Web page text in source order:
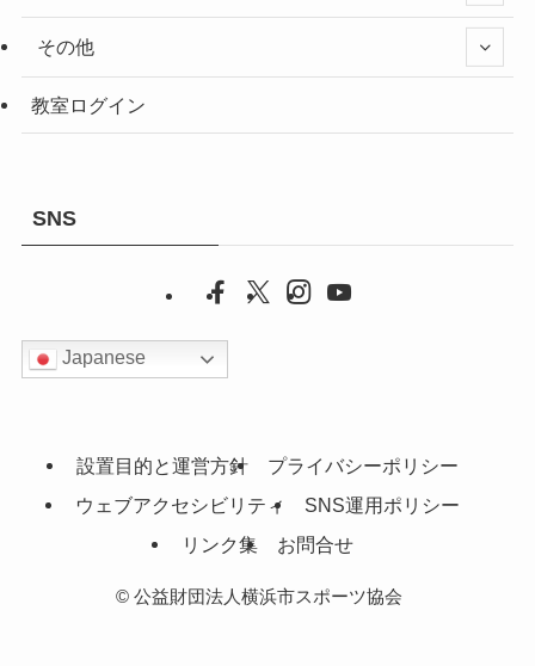
その他
教室ログイン
SNS
Japanese
設置目的と運営方針
プライバシーポリシー
ウェブアクセシビリティ
SNS運用ポリシー
リンク集
お問合せ
©公益財団法人横浜市スポーツ協会